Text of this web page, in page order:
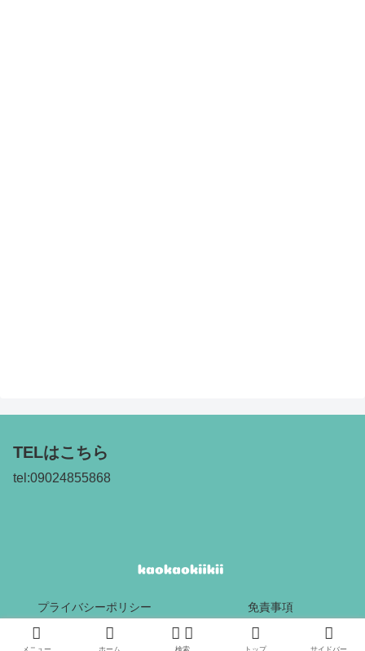
TELはこちら
tel:09024855868
プライバシーポリシー 免責事項
Copyright © 2017 kaokaokiikii All Rights Reserved.
メニュー ホーム 検索 トップ サイドバー